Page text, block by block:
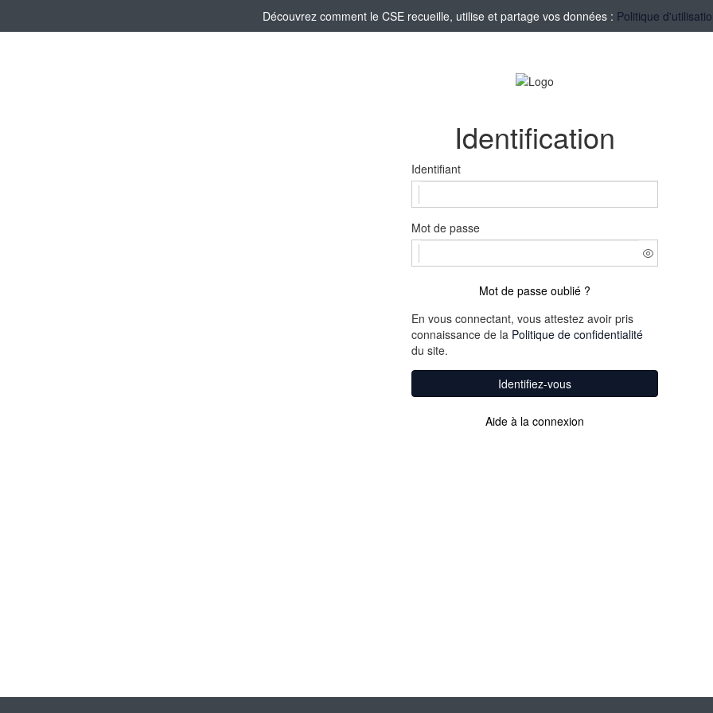
Découvrez comment le CSE recueille, utilise et partage vos données : Politique
Identification
Identifiant
Mot de passe
Mot de passe oublié ?
En vous connectant, vous attestez avoir pris
connaissance de la Politique de confidentialité
du site.
Identifiez-vous
Aide à la connexion